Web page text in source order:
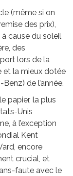
(même si on
des prix),
cause du soleil
des
lors de la
et la mieux dotée
de l’année.
papier, la plus
Unis
à l’exception
Kent
encore
crucial, et
faute avec le